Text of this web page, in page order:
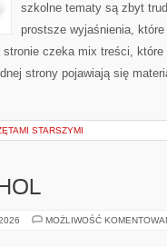
szkolne tematy są zbyt
prostsze wyjaśnienia, które
stronie czeka mix treści,
strony pojawiają się
STARSZYMI
MOŻLIWOŚĆ